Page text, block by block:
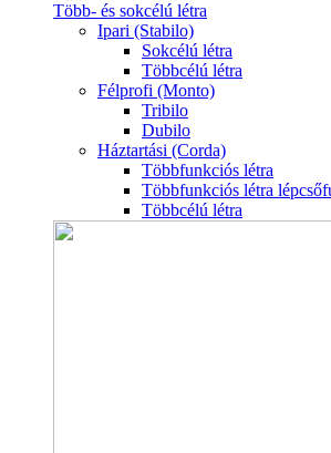
Több- és sokcélú létra
Ipari (Stabilo)
Sokcélú létra
Többcélú létra
Félprofi (Monto)
Tribilo
Dubilo
Háztartási (Corda)
Többfunkciós létra
Többfunkciós létra
Többcélú létra